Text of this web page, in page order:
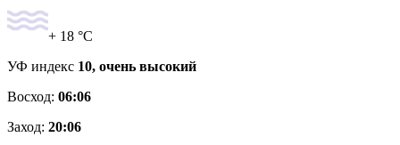
+ 18 °C
УФ индекс 10, очень высокий
Восход: 06:06
Заход: 20:06